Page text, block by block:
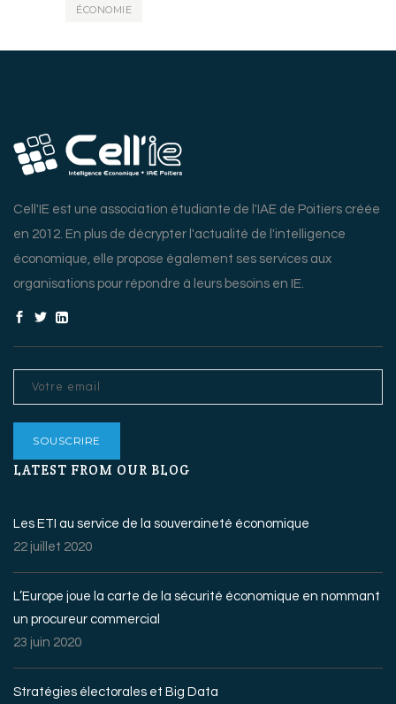
ÉCONOMIE
Cell'IE est une association étudiante de l'IAE de Poitiers créée
en 2012. En plus de décrypter l'actualité de l'intelligence
économique, elle propose également ses services aux
organisations pour répondre à leurs besoins en IE.
LATEST FROM OUR BLOG
Les ETI au service de la souveraineté économique
22 juillet 2020
L’Europe joue la carte de la sécurité économique en nommant
un procureur commercial
23 juin 2020
Stratégies électorales et Big Data